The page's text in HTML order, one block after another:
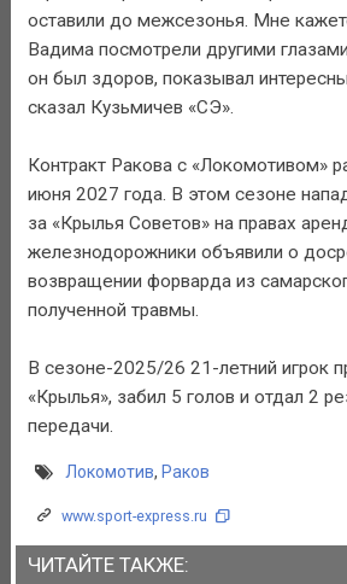
оставили до межсезонья. Мне
Вадима посмотрели другими
он был здоров, показывал
сказал Кузьмичев «СЭ».
Контракт Ракова с «Локомотивом»
июня 2027 года. В этом сезоне
за «Крылья Советов» на правах
железнодорожники объявили о
возвращении форварда из
полученной травмы.
В сезоне-2025/26 21-летний игрок
«Крылья», забил 5 голов и отдал 2
передачи.
Локомотив, Раков
www.sport-express.ru
ЧИТАЙТЕ ТАКЖЕ: